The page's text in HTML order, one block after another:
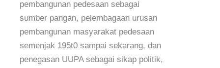
pembangunan pedesaan sebagai
sumber pangan, pelembagaan urusan
pembangunan masyarakat pedesaan
semenjak 195t0 sampai sekarang, dan
penegasan UUPA sebagai sikap politik,